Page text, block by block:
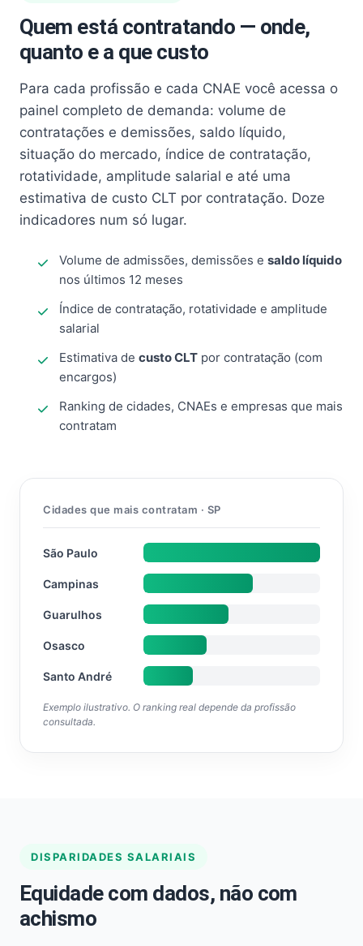
Quem está contratando — onde,
quanto e a que custo
Para cada profissão e cada CNAE você acessa o
painel completo de demanda: volume de
contratações e demissões, saldo líquido,
situação do mercado, índice de contratação,
rotatividade, amplitude salarial e até uma
estimativa de custo CLT por contratação. Doze
indicadores num só lugar.
Volume de admissões, demissões e saldo líquido
nos últimos 12 meses
Índice de contratação, rotatividade e amplitude
salarial
Estimativa de custo CLT por contratação (com
encargos)
Ranking de cidades, CNAEs e empresas que mais
contratam
Cidades que mais contratam · SP
São Paulo
Campinas
Guarulhos
Osasco
Santo André
Exemplo ilustrativo. O ranking real depende da profissão
consultada.
DISPARIDADES SALARIAIS
Equidade com dados, não com
achismo